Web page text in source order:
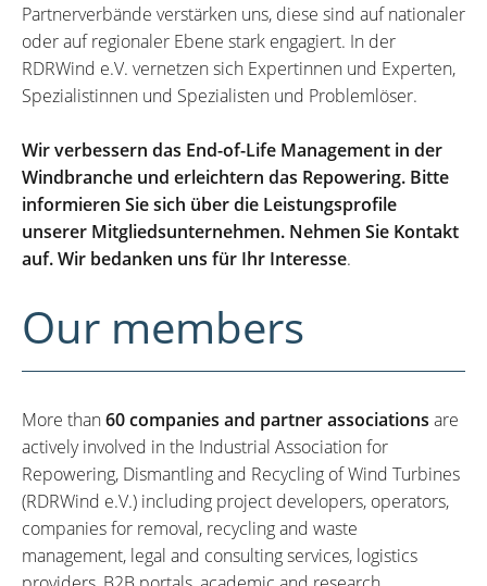
Partnerverbände verstärken uns, diese sind auf nationaler
oder auf regionaler Ebene stark engagiert. In der
RDRWind e.V. vernetzen sich Expertinnen und Experten,
Spezialistinnen und Spezialisten und Problemlöser.
Wir verbessern das End-of-Life Management in der
Windbranche und erleichtern das Repowering. Bitte
informieren Sie sich über die Leistungsprofile
unserer Mitgliedsunternehmen. Nehmen Sie Kontakt
auf. Wir bedanken uns für Ihr Interesse.
Our members
More than60 companies and partner associations are
actively involved in the Industrial Association for
Repowering, Dismantling and Recycling of Wind Turbines
(RDRWind e.V.) including project developers, operators,
companies for removal, recycling and waste
management, legal and consulting services, logistics